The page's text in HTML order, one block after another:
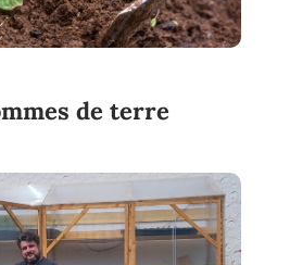
de terre